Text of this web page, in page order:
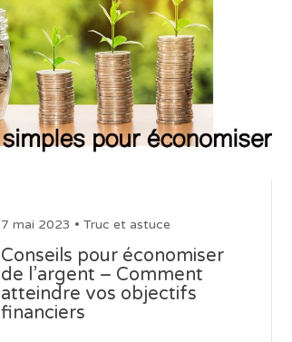
7 mai 2023 •Truc et astuce
Conseils pour économiser
de l’argent – Comment
atteindre vos objectifs
financiers